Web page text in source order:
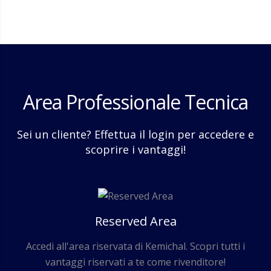
Area Professionale Tecnica
Sei un cliente? Effettua il login per accedere e
scoprire i vantaggi!
Reserved Area
Accedi all'area riservata di Kemichal. Scopri tutti i
vantaggi riservati a te come rivenditore!